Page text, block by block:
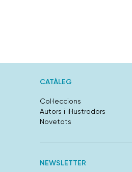
CATÀLEG
Col·leccions
Autors i il·lustradors
Novetats
NEWSLETTER